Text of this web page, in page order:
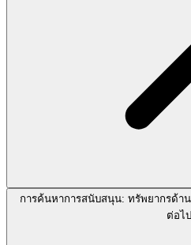
การค้นหาการสนับสนุน: ทรัพยากรด้า
ต่อไป